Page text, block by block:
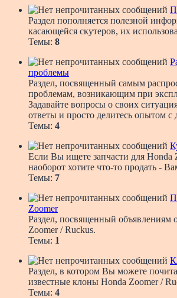
Раздел пополняется полезной
касающейся скутеров, их
Темы: 8
проблемы
Раздел, посвященный самым
проблемам, возникающим при
Задавайте вопросы о своих
ответы и просто делитесь опытом с
Темы: 4
Если Вы ищете запчасти для Honda
наоборот хотите что-то продать -
Темы: 7
Zoomer
Раздел, посвященный объявлениям
Zoomer / Ruckus.
Темы: 1
Раздел, в котором Вы можете
известные клоны Honda Zoomer /
Темы: 4